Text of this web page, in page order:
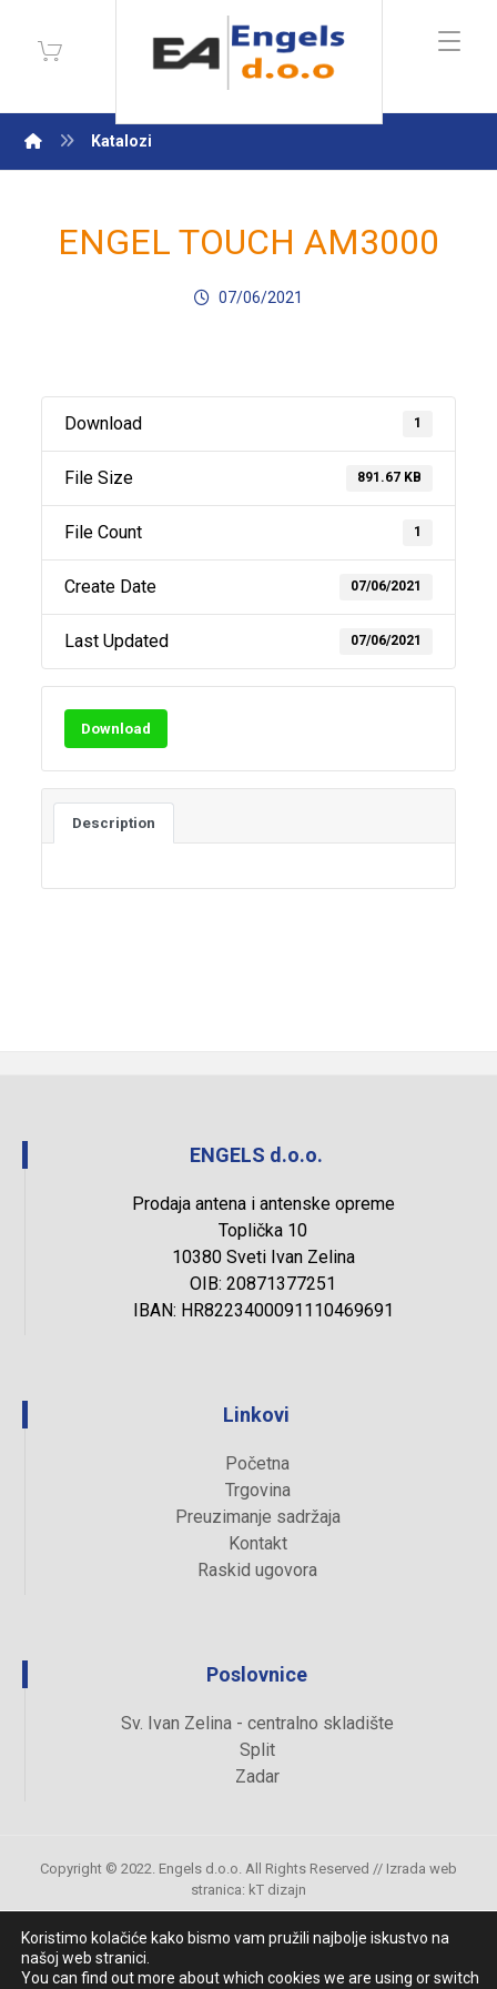
Katalozi
ENGEL TOUCH AM3000
07/06/2021
Download 1
File Size 891.67 KB
File Count 1
Create Date 07/06/2021
Last Updated 07/06/2021
Download
Description
ENGELS d.o.o.
Prodaja antena i antenske opreme
Toplička 10
10380 Sveti Ivan Zelina
OIB: 20871377251
IBAN: HR8223400091110469691
Linkovi
Početna
Trgovina
Preuzimanje sadržaja
Kontakt
Raskid ugovora
Poslovnice
Sv. Ivan Zelina - centralno skladište
Split
Zadar
Copyright © 2022. Engels d.o.o. All Rights Reserved // Izrada web
stranica: kT dizajn
Koristimo kolačiće kako bismo vam pružili najbolje iskustvo na
našoj web stranici.
You can find out more about which cookies we are using or switch